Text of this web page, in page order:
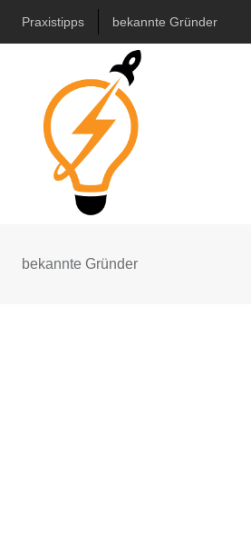
Praxistipps bekannte Gründer
bekannte Gründer